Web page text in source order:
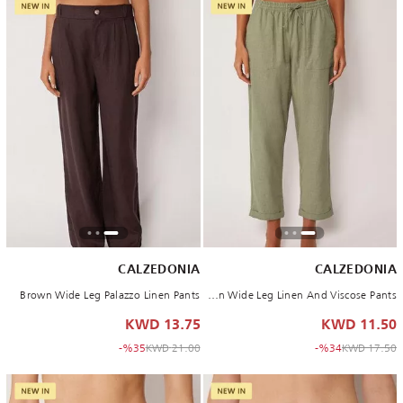
CALZEDONIA
Green Wide Leg Linen And Viscose Pants
11.50 KWD
Price reduced from
17.50 KWD
to 11.50 KWD
%34-
CALZEDONIA
Brown Wide Leg Palazzo Linen Pants
13.75 KWD
Price reduced from
21.00 KWD
to 13.75 KWD
%35-